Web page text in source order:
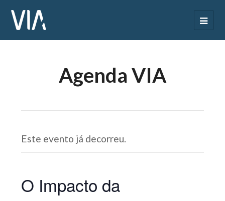
Agenda VIA
Este evento já decorreu.
O Impacto da